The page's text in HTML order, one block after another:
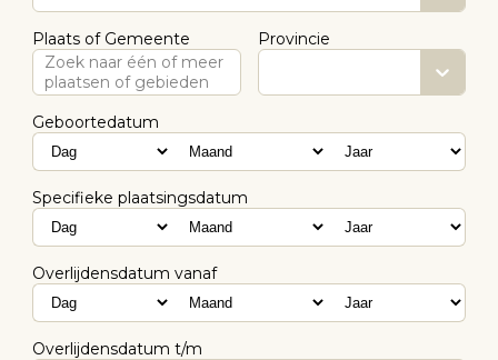
Plaats of Gemeente
Zoek naar één of meer
plaatsen of gebieden
Provincie
Geboortedatum
Specifieke plaatsingsdatum
Overlijdensdatum vanaf
Overlijdensdatum t/m